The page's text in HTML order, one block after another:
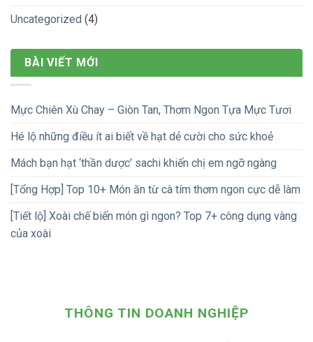
Uncategorized (4)
BÀI VIẾT MỚI
Mực Chiên Xù Chay – Giòn Tan, Thơm Ngon Tựa Mực Tươi
Hé lộ những điều ít ai biết về hạt dẻ cười cho sức khoẻ
Mách bạn hạt ‘thần dược’ sachi khiến chị em ngỡ ngàng
[Tổng Hợp] Top 10+ Món ăn từ cà tím thơm ngon cực dễ làm
[Tiết lộ] Xoài chế biến món gì ngon? Top 7+ công dụng vàng
của xoài
THÔNG TIN DOANH NGHIỆP